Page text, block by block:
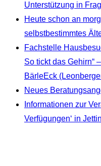
Unterstützung in
Heute schon an
selbstbestimmtes
Fachstelle
So tickt das Gehirn“
BärleEck
Neues
Informationen zur
Verfügungen‘ in